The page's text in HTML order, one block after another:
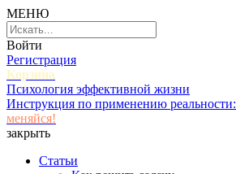
МЕНЮ
Войти
Регистрация
Корзина
Психология эффективной жизни
Инструкция по применению реальности:
меняйся!
закрыть
Статьи